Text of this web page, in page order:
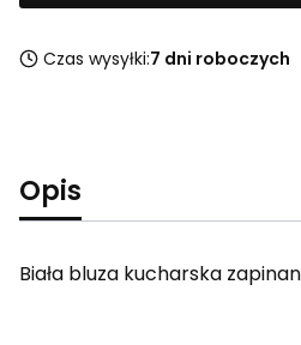
Czas wysyłki:7 dni roboczych
Opis
Biała bluza kucharska